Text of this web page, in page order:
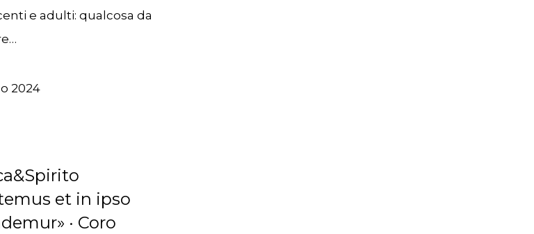
e adulti: qualcosa da
2024
et in ipso
· Coro